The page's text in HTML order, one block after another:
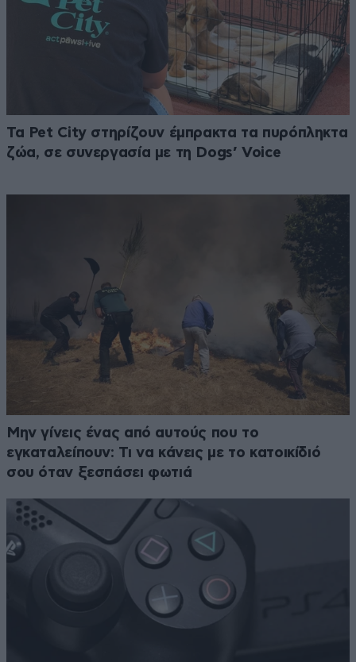
Τα Pet City στηρίζουν έμπρακτα τα πυρόπληκτα
ζώα, σε συνεργασία με τη Dogs’ Voice
Μην γίνεις ένας από αυτούς που το
εγκαταλείπουν: Τι να κάνεις με το κατοικίδιό
σου όταν ξεσπάσει φωτιά